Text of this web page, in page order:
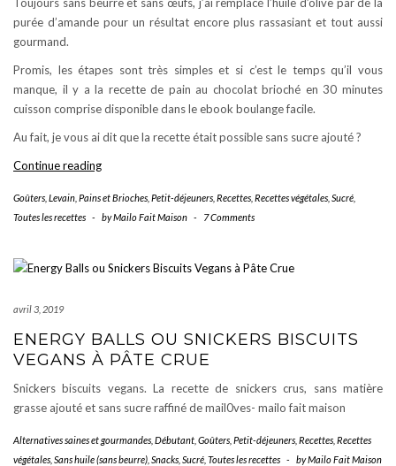
purée d’amande pour un résultat encore plus rassasiant et tout aussi
gourmand.
Promis, les étapes sont très simples et si c’est le temps qu’il vous
manque, il y a la recette de pain au chocolat brioché en 30 minutes
cuisson comprise disponible dans le ebook boulange facile.
Au fait, je vous ai dit que la recette était possible sans sucre ajouté ?
Continue readingPain
Chocolat
Feuilleté
Beurre
Goûters Levain, Pains et Brioches Petit-déjeuners Recettes Recettes végétales Sucré
Toutes les recettes - byMailo Fait Maison - 7 Comments
avril 3, 2019
ENERGY BALLS OU SNICKERS BISCUITS
VEGANS À PÂTE CRUE
Snickers biscuits vegans. La recette de snickers crus, sans matière
grasse ajouté et sans sucre raffiné de mail0ves- mailo fait maison
Alternatives saines et gourmandes Débutant Goûters Petit-déjeuners Recettes Recettes
végétales Sans huile (sans beurre) Snacks Sucré Toutes les recettes - byMailo Fait Maison